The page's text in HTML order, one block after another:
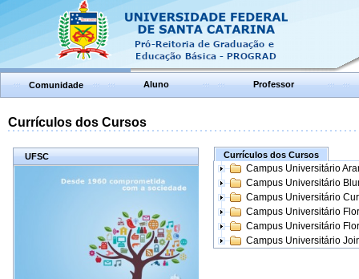
Comunidade Aluno Professor
Currículos dos Cursos
UFSC Currículos dos Cursos
Campus Universitário
Campus Universitário
Campus Universitário
Campus Universitário
Campus Universitário
Campus Universitário